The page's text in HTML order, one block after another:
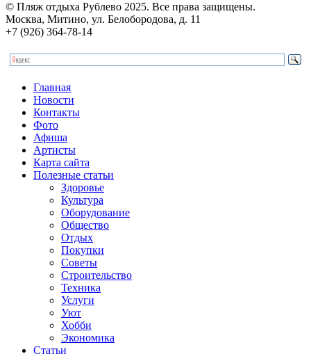
© Пляж отдыха Рублево 2025. Все права защищены.
Москва, Митино, ул. Белобородова, д. 11
+7 (926) 364-78-14
Главная
Новости
Контакты
Фото
Афиша
Артисты
Карта сайта
Полезные статьи
Здоровье
Культура
Оборудование
Общество
Отдых
Покупки
Советы
Строительство
Техника
Услуги
Уют
Хобби
Экономика
Статьи